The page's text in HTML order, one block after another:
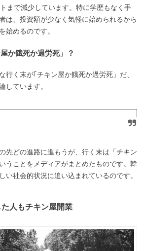
まで減少しています。特に学歴もなく手
は、投資額が少なく気軽に始められるから
始めるのです。
か餓死か過労死」？
行く末が｢チキン屋か餓死か過労死」だ、
しています。
先どの進路に進もうが、行く末は「チキン
うことをメディアがまとめたものです。韓
い社会的状況に追い込まれているのです。
人もチキン屋開業